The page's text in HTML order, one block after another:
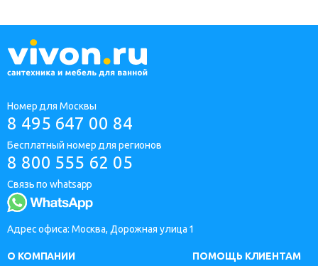
Номер для Москвы
8 495 647 00 84
Бесплатный номер для регионов
8 800 555 62 05
Связь по whatsapp
Адрес офиса: Москва, Дорожная улица 1
О КОМПАНИИ
ПОМОЩЬ КЛИЕНТАМ